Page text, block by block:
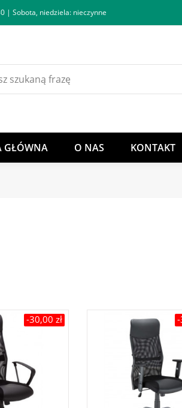
| Sobota, niedziela: nieczynne
GŁÓWNA O NAS KONTAKT
-30,00 zł -